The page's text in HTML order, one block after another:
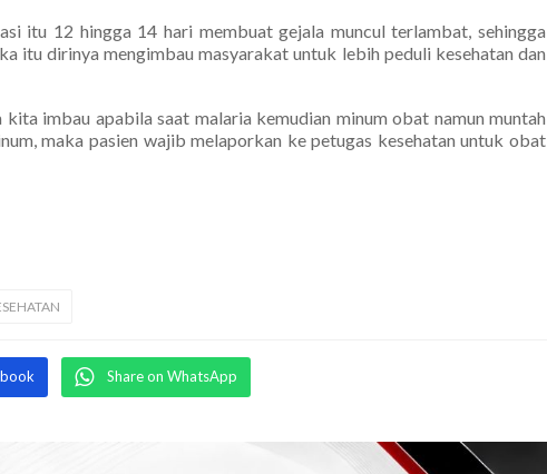
itu 12 hingga 14 hari membuat gejala muncul terlambat, sehingga
itu dirinya mengimbau masyarakat untuk lebih peduli kesehatan dan
kita imbau apabila saat malaria kemudian minum obat namun muntah
maka pasien wajib melaporkan ke petugas kesehatan untuk obat
Share on WhatsApp